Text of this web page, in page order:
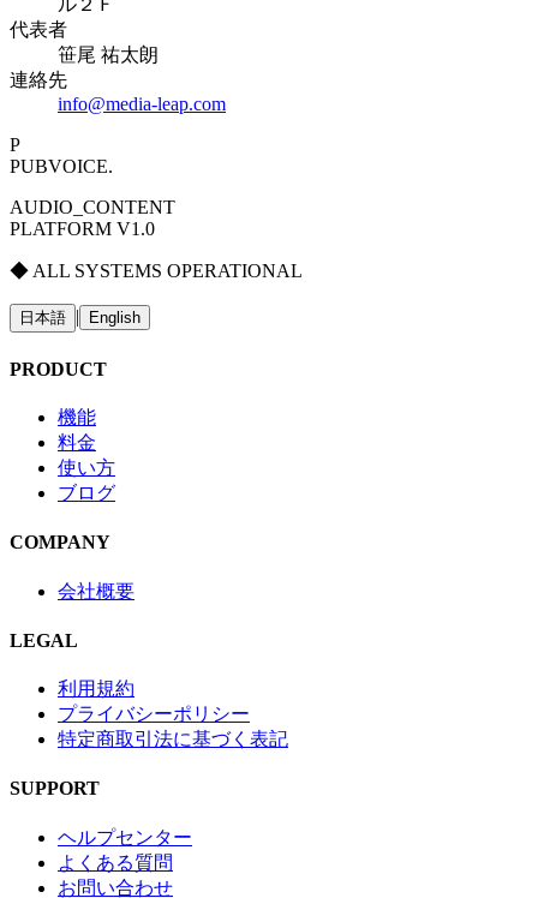
ル２Ｆ
代表者
笹尾 祐太朗
連絡先
info@media-leap.com
P
PUBVOICE.
AUDIO_CONTENT
PLATFORM V1.0
◆ ALL SYSTEMS OPERATIONAL
日本語 | English
PRODUCT
機能
料金
使い方
ブログ
COMPANY
会社概要
LEGAL
利用規約
プライバシーポリシー
特定商取引法に基づく表記
SUPPORT
ヘルプセンター
よくある質問
お問い合わせ